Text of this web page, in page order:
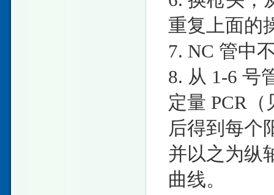
重复上面的
7. NC 管中
8. 从 1-6 号
定量 PCR
后得到每个
并以之为纵
曲线。